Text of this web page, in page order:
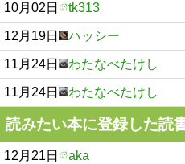
10月02日 tk313
12月19日 ハッシー
11月24日 わたなべたけし
11月24日 わたなべたけし
読みたい本に登録した読
12月21日 aka